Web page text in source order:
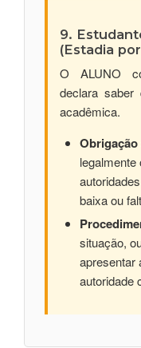
9.
(Estadia
O ALUNO
declara
acadêmica.
legalmente
baixa ou
situação,
apresentar
autoridade